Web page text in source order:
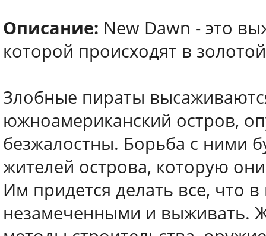
Описание: New Dawn - это
которой происходят в
Злобные пираты
южноамериканский остров,
безжалостны. Борьба с ними
жителей острова, которую
Им придется делать все, что
незамеченными и выживать.